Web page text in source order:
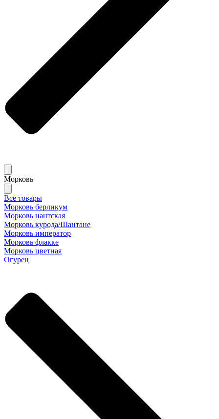
Морковь
Все товары
Морковь берликум
Морковь нантская
Морковь курода/Шантане
Морковь император
Морковь флакке
Морковь цветная
Огурец